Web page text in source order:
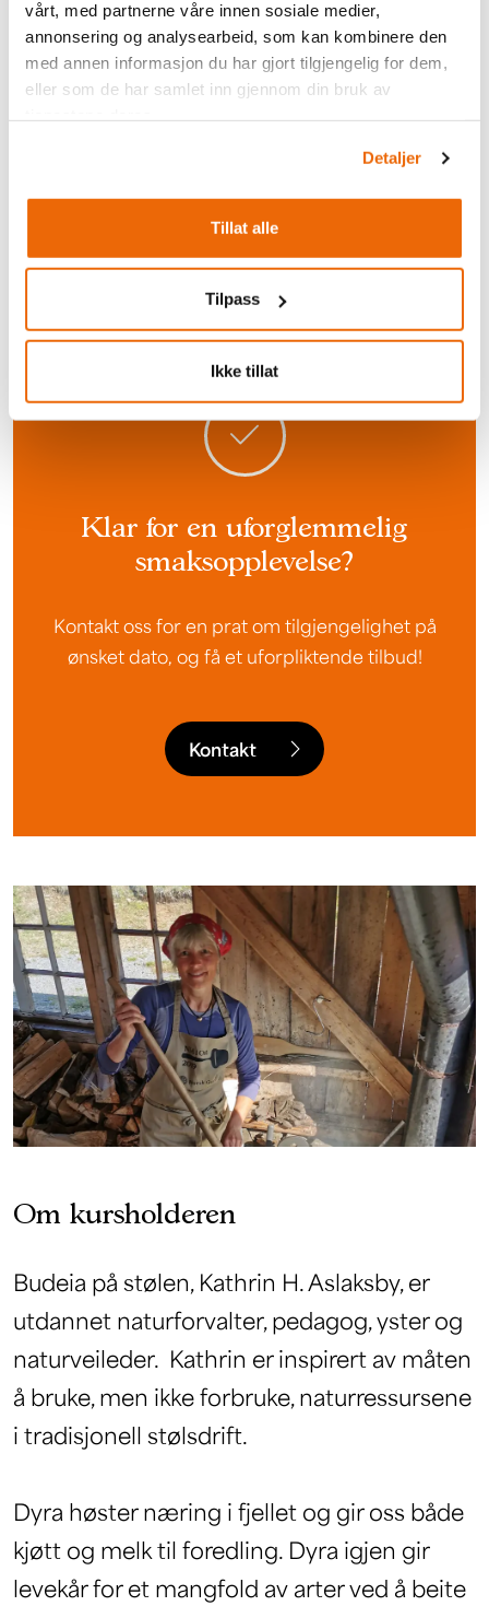
vårt, med partnerne våre innen sosiale medier,
annonsering og analysearbeid, som kan kombinere den
med annen informasjon du har gjort tilgjengelig for dem,
eller som de har samlet inn gjennom din bruk av
Detaljer
Tillat alle
Tilpass
Ikke tillat
Klar for en uforglemmelig
smaksopplevelse?
Kontakt oss for en prat om tilgjengelighet på
ønsket dato, og få et uforpliktende tilbud!
Kontakt
Om kursholderen
Budeia på stølen, Kathrin H. Aslaksby, er
utdannet naturforvalter, pedagog, yster og
naturveileder. Kathrin er inspirert av måten
å bruke, men ikke forbruke, naturressursene
i tradisjonell stølsdrift.
Dyra høster næring i fjellet og gir oss både
kjøtt og melk til foredling. Dyra igjen gir
levekår for et mangfold av arter ved å beite